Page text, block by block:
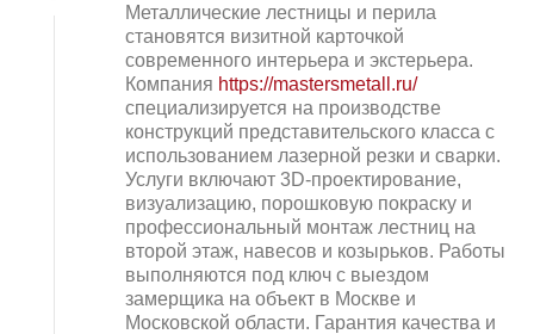
Металлические лестницы и перила
становятся визитной карточкой
современного интерьера и экстерьера.
Компания https://mastersmetall.ru/
специализируется на производстве
конструкций представительского класса с
использованием лазерной резки и сварки.
Услуги включают 3D-проектирование,
визуализацию, порошковую покраску и
профессиональный монтаж лестниц на
второй этаж, навесов и козырьков. Работы
выполняются под ключ с выездом
замерщика на объект в Москве и
Московской области. Гарантия качества и